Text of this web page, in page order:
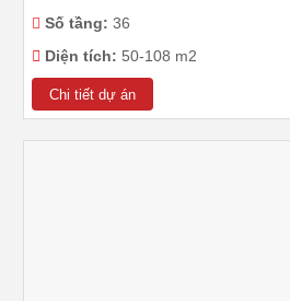
Số tầng: 36
Diện tích: 50-108 m2
Chi tiết dự án